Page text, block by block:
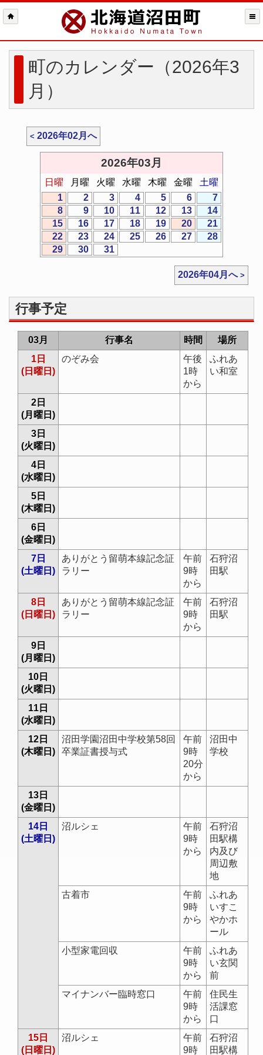
町のカレンダー（2026年3
月）
2026年02月へ
2026年03月
日曜 月曜 火曜 水曜 木曜 金曜
土曜
1
2 3 4 5 6
7
8
9 10 11 12 13
14
15
16 17 18 19 20
21
22
23 24 25 26 27
28
29
30 31
2026年04月へ
行事予定
03月 行事名 時間
場所
1日
(日曜日)
のぞみ会
午後
1時
から
ふれあ
い和室
2日
(月曜日)
3日
(火曜日)
4日
(水曜日)
5日
(木曜日)
6日
(金曜日)
7日
(土曜日)
ありがとう留萌本線記念証
ラリー
午前
9時
から
石狩沼
田駅
8日
(日曜日)
ありがとう留萌本線記念証
ラリー
午前
9時
から
石狩沼
田駅
9日
(月曜日)
10日
(火曜日)
11日
(水曜日)
12日
(木曜日)
沼田学園沼田中学校第58回
卒業証書授与式
午前
9時
20分
から
沼田中
学校
13日
(金曜日)
14日
(土曜日)
沼ルシェ
午前
9時
から
石狩沼
田駅構
内及び
周辺敷
地
古着市
午前
9時
から
ふれあ
いすこ
やかホ
ール
小型家電回収
午前
9時
から
ふれあ
い玄関
前
マイナンバー臨時窓口
午前
9時
から
住民生
活課窓
口
15日
(日曜日)
沼ルシェ
午前
9時
石狩沼
田駅構